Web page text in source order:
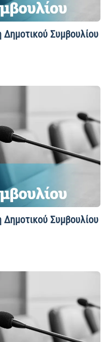
Δημοτικού Συμβουλίου
Δημοτικού Συμβουλίου